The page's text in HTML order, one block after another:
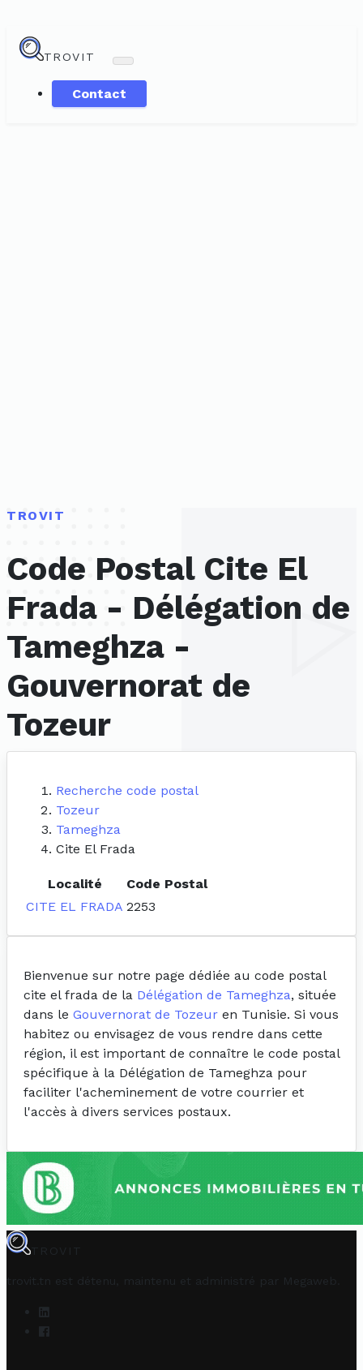
TROVIT
Contact
TROVIT
Code Postal Cite El
Frada - Délégation de
Tameghza -
Gouvernorat de
Tozeur
Recherche code postal
Tozeur
Tameghza
Cite El Frada
Localité
Code Postal
CITE EL FRADA 2253
Bienvenue sur notre page dédiée au code postal
cite el frada de la Délégation de Tameghza, située
dans le Gouvernorat de Tozeur en Tunisie. Si vous
habitez ou envisagez de vous rendre dans cette
région, il est important de connaître le code postal
spécifique à la Délégation de Tameghza pour
faciliter l'acheminement de votre courrier et
l'accès à divers services postaux.
TROVIT
trovit.tn est détenu, maintenu et administré par Megaweb